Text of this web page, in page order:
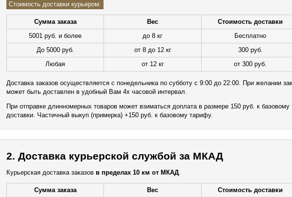
Стоимость доставки курьером:
Сумма заказа Вес
Стоимость доставки
5001 руб. и более
до 8 кг
Бесплатно
До 5000 руб.
от 8 до 12 кг
300 руб.
Любая
от 12 кг от 300 руб.
Доставка заказов осуществляется с понедельника по субботу с 9:00 до 22:00. При желании
может быть доставлен в удобный Вам 4х часовой интервал.
При отправке длинномерных товаров может взиматься доплата в размере 150 руб. к
доставки. Частичный выкуп (примерка) +150 руб. к базовому тарифу.
2. Доставка курьерской службой за МКАД
Курьерская доставка заказов в пределах 10 км от МКАД.
Сумма заказа Вес
Стоимость доставки